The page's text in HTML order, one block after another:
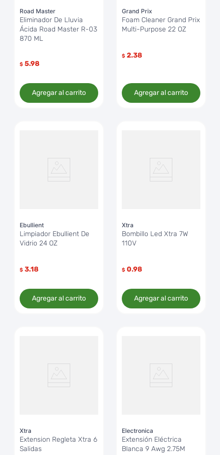
Road Master
Eliminador De Lluvia
Ácida Road Master R-03
870 ML
$ 5.98
Agregar al carrito
Grand Prix
Foam Cleaner Grand Prix
Multi-Purpose 22 OZ
$ 2.38
Agregar al carrito
Ebullient
Limpiador Ebullient De
Vidrio 24 OZ
$ 3.18
Agregar al carrito
Xtra
Bombillo Led Xtra 7W
110V
$ 0.98
Agregar al carrito
Xtra
Extension Regleta Xtra 6
Salidas
Electronica
Extensión Eléctrica
Blanca 9 Awg 2.75M